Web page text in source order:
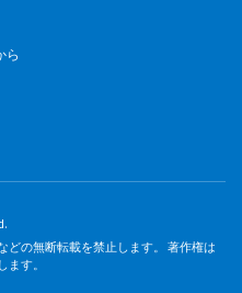
ら
どの無断転載を禁止します。 著作権は
す。